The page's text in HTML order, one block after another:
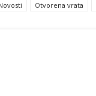
Otvorena vrata